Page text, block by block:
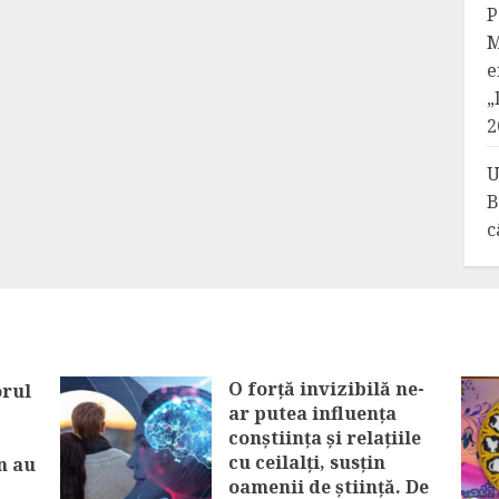
au
O forță invizibilă ne-
ar putea influența
conștiința și relațiile
cu ceilalți, susțin
oamenii de știință. De